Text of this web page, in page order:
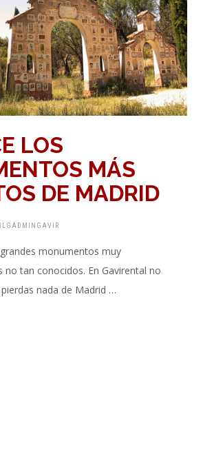
LOS
MÁS
DE MADRID
monumentos muy
tan conocidos. En Gavirental no
nada de Madrid …